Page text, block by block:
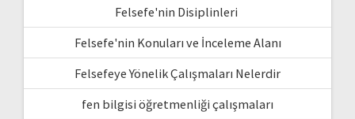
Felsefe'nin Disiplinleri
Felsefe'nin Konuları ve İnceleme Alanı
Felsefeye Yönelik Çalışmaları Nelerdir
fen bilgisi öğretmenliği çalışmaları